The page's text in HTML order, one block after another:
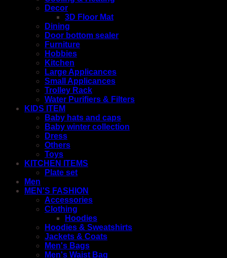
Decor
3D Floor Mat
Dining
Door bottom sealer
Furniture
Hobbies
Kitchen
Large Applicances
Small Applicances
Trolley Rack
Water Purifiers & Filters
KIDS ITEM
Baby hats and caps
Baby winter collection
Dress
Others
Toys
KITCHEN ITEMS
Plate set
Men
MEN'S FASHION
Accessories
Clothing
Hoodies
Hoodies & Sweatshirts
Jackets & Coats
Men's Bags
Men's Waist Bag